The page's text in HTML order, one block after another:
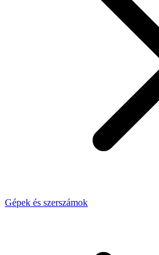
Gépek és szerszámok